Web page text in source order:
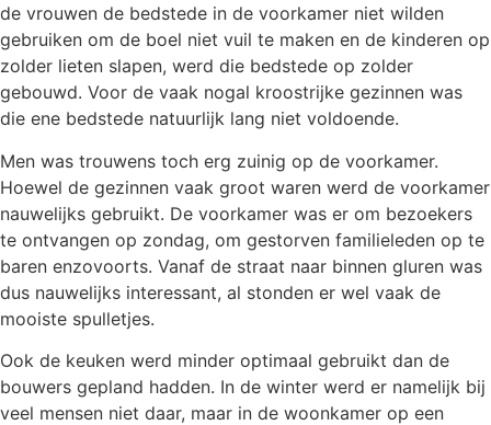
de vrouwen de bedstede in de voorkamer niet wilden
gebruiken om de boel niet vuil te maken en de kinderen op
zolder lieten slapen, werd die bedstede op zolder
gebouwd. Voor de vaak nogal kroostrijke gezinnen was
die ene bedstede natuurlijk lang niet voldoende.
Men was trouwens toch erg zuinig op de voorkamer.
Hoewel de gezinnen vaak groot waren werd de voorkamer
nauwelijks gebruikt. De voorkamer was er om bezoekers
te ontvangen op zondag, om gestorven familieleden op te
baren enzovoorts. Vanaf de straat naar binnen gluren was
dus nauwelijks interessant, al stonden er wel vaak de
mooiste spulletjes.
Ook de keuken werd minder optimaal gebruikt dan de
bouwers gepland hadden. In de winter werd er namelijk bij
veel mensen niet daar, maar in de woonkamer op een